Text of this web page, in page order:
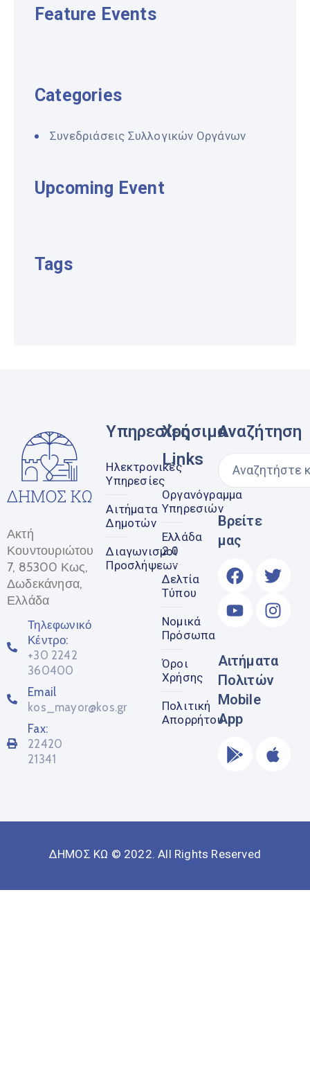
Feature Events
Categories
Συνεδριάσεις Συλλογικών Οργάνων
Upcoming Event
Tags
Ακτή
Κουντουριώτου
7, 85300 Κως,
Δωδεκάνησα,
Ελλάδα
Τηλεφωνικό
Κέντρο:
+30 2242
360400
Email
kos_mayor@kos.gr
Fax:
22420
21341
Υπηρεσίες
Ηλεκτρονικές
Υπηρεσίες
Αιτήματα
Δημοτών
Διαγωνισμοί
Προσλήψεων
Χρήσιμα
Links
Οργανόγραμμα
Υπηρεσιών
Ελλάδα
2.0
Δελτία
Τύπου
Νομικά
Πρόσωπα
Όροι
Χρήσης
Πολιτική
Απορρήτου
Αναζήτηση
Βρείτε
μας
Αιτήματα
Πολιτών
Mobile
App
ΔΗΜΟΣ ΚΩ © 2022. All Rights Reserved